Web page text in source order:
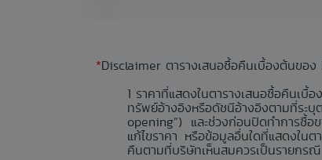
*Disclaimer ตารางเสนอซื้อคืนเบื้องต้นของ
ราคาที่แสดงในตารางเสนอซื้อคืนเ
ทรัพย์อ้างอิงหรือดัชนีอ้างอิงตามที่ระบุ
opening”) และช่วงก่อนปิดทำการซื้อ
แก้ไขราคา หรือข้อมูลอื่นใดที่แสดงใน
คืนตามที่บริษัทเห็นสมควรเป็นรายกรณี